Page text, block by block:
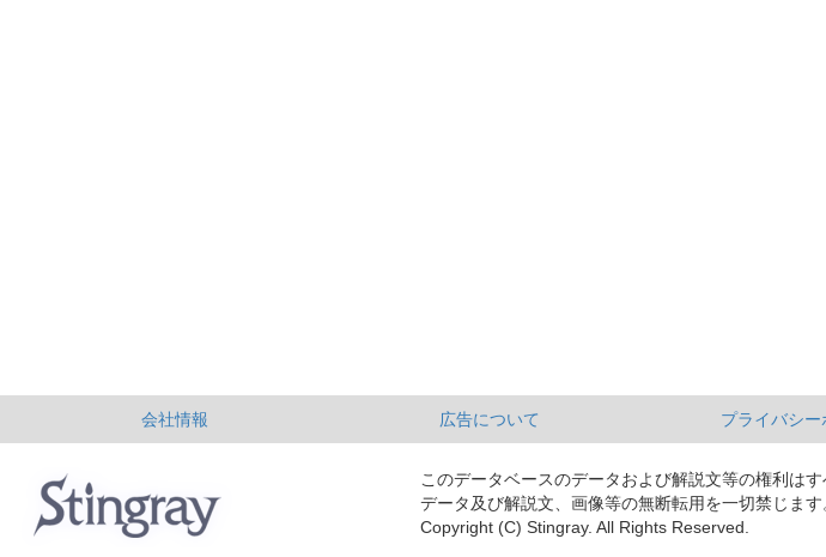
会社情報 広告について プライバシー
このデータベースのデータおよび解説文等の権利は
データ及び解説文、画像等の無断転用を一切禁じます
Copyright (C) Stingray. All Rights Reserved.